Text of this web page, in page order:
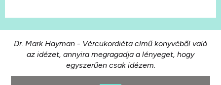
Dr. Mark Hayman - Vércukordiéta című könyvéből való
az idézet, annyira megragadja a lényeget, hogy
egyszerűen csak idézem.